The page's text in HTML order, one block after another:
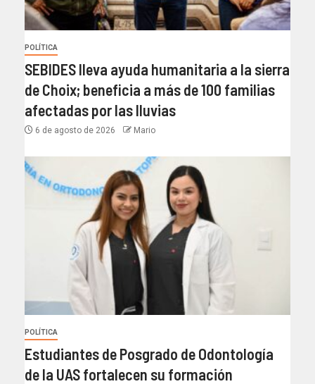
POLÍTICA
SEBIDES lleva ayuda humanitaria a la sierra
de Choix; beneficia a más de 100 familias
afectadas por las lluvias
6 de agosto de 2026 Mario
POLÍTICA
Estudiantes de Posgrado de Odontología
de la UAS fortalecen su formación